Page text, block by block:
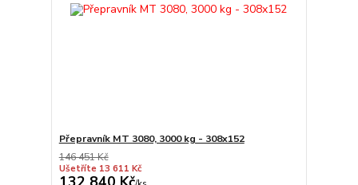
Přepravník MT 3080, 3000 kg - 308x152
146 451 Kč
Ušetříte 13 611 Kč